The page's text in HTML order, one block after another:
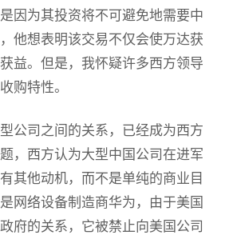
因为其投资将不可避免地需要中
他想表明该交易不仅会使万达获
益。但是，我怀疑许多西方领导
购特性。
公司之间的关系，已经成为西方
，西方认为大型中国公司在进军
其他动机，而不是单纯的商业目
网络设备制造商华为，由于美国
府的关系，它被禁止向美国公司